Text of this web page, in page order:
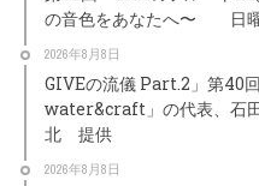
の音色をあなたへ〜 日曜
2026年8月8日
GIVEの流儀 Part.2」第
water&craft」の代表、石
北 提供
2026年8月8日